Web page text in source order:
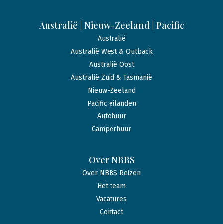
Australië | Nieuw-Zeeland | Pacific
Australië
Australië West & Outback
Australië Oost
Australië Zuid & Tasmanië
Nieuw-Zeeland
Pacific eilanden
Autohuur
Camperhuur
Over NBBS
Over NBBS Reizen
Het team
Vacatures
Contact